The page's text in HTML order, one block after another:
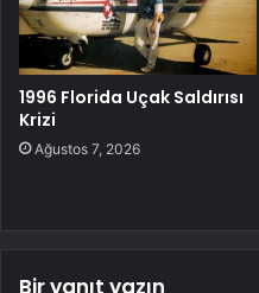
1996 Florida Uçak Saldırısı
Krizi
Ağustos 7, 2026
Bir yanıt yazın